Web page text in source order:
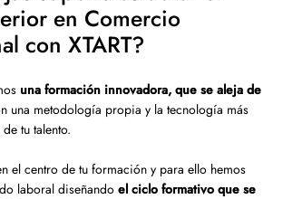
en Comercio
con XTART?
una formación innovadora, que se aleja de
una metodología propia y la tecnología más
tu talento.
el centro de tu formación y para ello hemos
laboral diseñandoel ciclo formativo que se